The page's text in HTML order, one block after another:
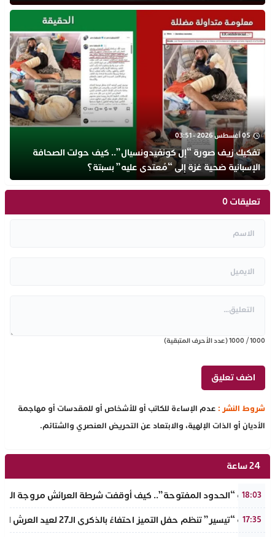
05 أغسطس 2026 - 03:51
تفكيك زيف صورة “إل كونفيدونسيال”.. كيف حولت الصحافة
الإسبانية ضحية غزة إلى “مُعتدى عليه” بسبتة؟
تعليقات 0
1000
/
1000(عدد الأحرف المتبقية)
شروط النشر : عدم الإساءة للكاتب أو للأشخاص أو للمقدسات أو مهاجمة
الأديان أو الذات الإلهية، والابتعاد عن التحريض العنصري والشتائم.
24 ساعة
18:03
​سيناريو “الحدود المفتوحة”.. كيف أوقفت شرطة العرائش مروجة
17:35
جمعية “تيسير” تنظم حفل التميز احتفاءً بالذكرى الـ27 لعيد العرش المجيد وتطلق مبادرة نبيلة لمحاربة الهدر المدرسي